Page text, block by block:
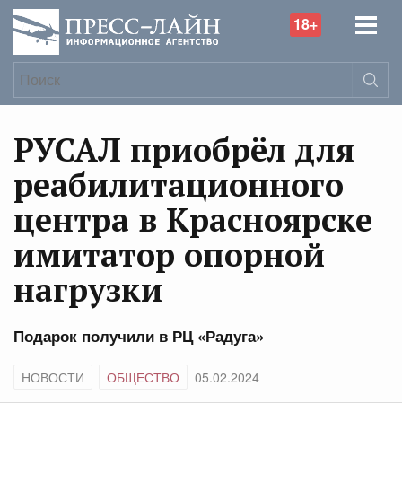
18+
РУСАЛ приобрёл для
реабилитационного
центра в Красноярске
имитатор опорной
нагрузки
Подарок получили в РЦ «Радуга»
НОВОСТИ ОБЩЕСТВО 05.02.2024